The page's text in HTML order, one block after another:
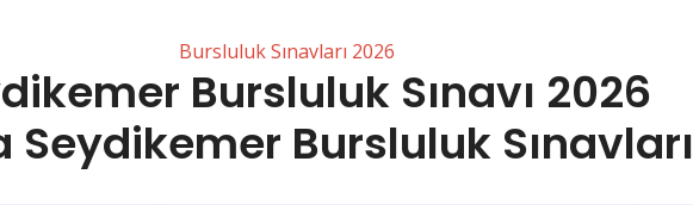
Bursluluk Sınavları 2026
Bursluluk Sınavı 2026
Seydikemer Bursluluk Sınavları